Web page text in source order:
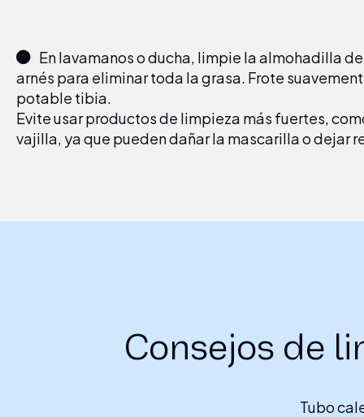
En lavamanos o ducha, limpie la almohadilla
arnés para eliminar toda la grasa. Frote
potable tibia.
Evite usar productos de limpieza más fuertes,
vajilla, ya que pueden dañar la mascarilla o dejar
Consejos de
Tubo